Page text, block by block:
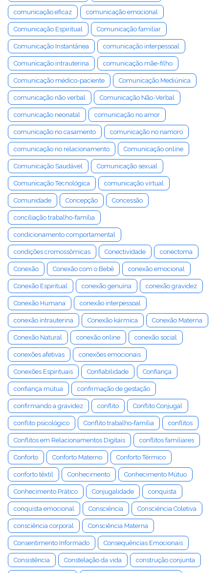
comunicação eficaz comunicação emocional
Comunicação Espiritual Comunicação familiar
Comunicação Instantânea comunicação interpessoal
Comunicação intrauterina comunicação mãe-filho
Comunicação médico-paciente Comunicação Mediúnica
comunicação não verbal Comunicação Não-Verbal
comunicação neonatal comunicação no amor
comunicação no casamento comunicação no namoro
comunicação no relacionamento Comunicação online
Comunicação Saudável Comunicação sexual
Comunicação Tecnológica comunicação virtual
Comunidade Concepção Concessão
conciliação trabalho-família
condicionamento comportamental
condições cromossômicas Conectividade conectoma
Conexão Conexão com o Bebê conexão emocional
Conexão Espiritual conexão genuína conexão gravidez
Conexão Humana conexão interpessoal
conexão intrauterina Conexão kármica Conexão Materna
Conexão Natural conexão online conexão social
conexões afetivas conexões emocionais
Conexões Espirituais Confiabilidade Confiança
confiança mútua confirmação de gestação
confirmando a gravidez conflito Conflito Conjugal
conflito psicológico Conflito trabalho-família conflitos
Conflitos em Relacionamentos Digitais conflitos familiares
Conforto Conforto Materno Conforto Térmico
conforto têxtil Conhecimento Conhecimento Mútuo
Conhecimento Prático Conjugalidade conquista
conquista emocional Consciência Consciência Coletiva
consciência corporal Consciência Materna
Consentimento Informado Consequências Emocionais
Consistência Constelação da vida construção conjunta